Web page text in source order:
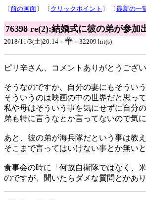
〔前の画面〕 〔 クリックポイント 〕 〔最新の一
76398 re(2):結婚式に彼の弟が参加
2018/11/3(土)20:14 - 華 - 32209 hit(s)
ピリ辛さん、コメントありがとうござい
そうなのですか、自分の妻にもそうい
そういうのは映画の中の世界だと思って
私や母はそういう事を気にせずに自分
弟も特に言うなとか言ってないので気
あと、彼の弟が海兵隊だという事は教
そこまで言ってはいけない事とか無い
食事会の時に「何故自衛隊ではなく、
のですが、聞いたらダメな質問とかあ